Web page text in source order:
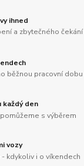
ihned
a zbytečného čekání
běžnou pracovní dobu
den
s výběrem
vozy
kdykoliv i o víkendech